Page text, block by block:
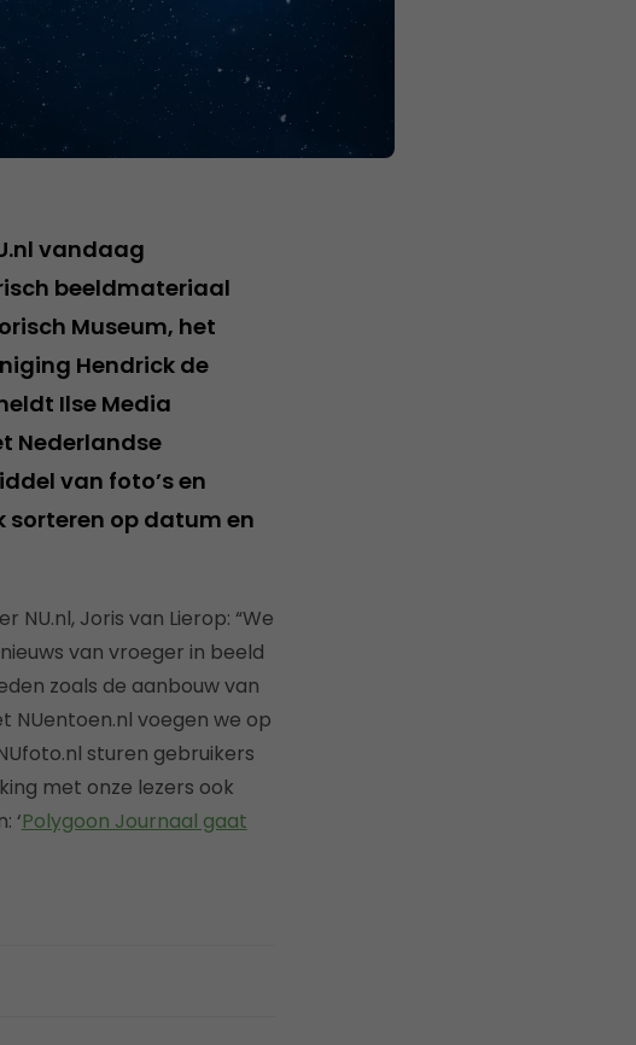
vandaag
beeldmateriaal
Museum, het
Hendrick de
Ilse Media
Nederlandse
van foto’s en
sorteren op datum en
Joris van Lierop: “We
van vroeger in beeld
zoals de aanbouw van
NUentoen.nl voegen we op
sturen gebruikers
met onze lezers ook
‘Polygoon Journaal gaat